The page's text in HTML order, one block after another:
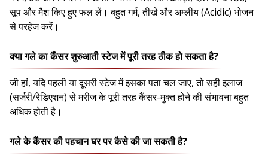
सूप और मैश किए हुए फल लें। बहुत गर्म, तीखे और अम्लीय (Acidic) भोजन
से परहेज करें।
क्या गले का कैंसर शुरुआती स्टेज में पूरी तरह ठीक हो सकता है?
जी हां, यदि पहली या दूसरी स्टेज में इसका पता चल जाए, तो सही इलाज
(सर्जरी/रेडिएशन) से मरीज के पूरी तरह कैंसर-मुक्त होने की संभावना बहुत
अधिक होती है।
गले के कैंसर की पहचान घर पर कैसे की जा सकती है?